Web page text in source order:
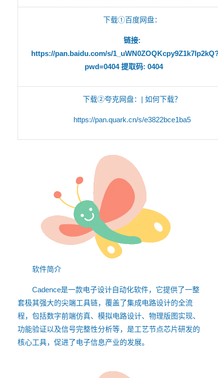
下载①百度网盘：
链接:
https://pan.baidu.com/s/
pwd=0404 提取码: 0404
下载②夸克网盘： |如何下载？
https://pan.quark.cn/s/e3822bce1ba5
软件简介
Cadence是一款电子设计自动化软件，它提供了一整
套极其强大的尖端工具链，覆盖了集成电路设计的全流
程，包括数字前端仿真、模拟电路设计、物理版图实现、
功能验证以及信号完整性分析等，是工艺节点芯片研发的
核心工具，促进了电子信息产业的发展。